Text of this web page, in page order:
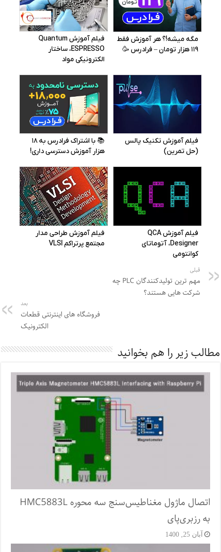
قبلی
مهم ترین تولیدکنندگان PLC چه
شرکت هایی هستند؟
بعد
فروشگاه‌ های اینترنتی قطعات
الکترونیک
مطالب زیر را هم بخوانید
اتصال ماژول مغناطیس‌سنج سه محوره HMC5883L
به رزبری‌پای
آبان 25, 1400